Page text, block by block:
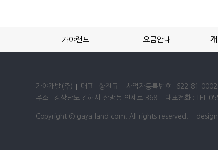
가야랜드 요금안내
가야개발(주) 대표 : 황진규 사업자등록번호 : 622-81-
주소 : 경상남도 김해시 삼방동 인제로 368
대표전화 : TEL
Copyright © gaya-land.com. All rights reserved. design